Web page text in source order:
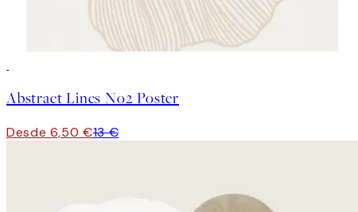
Abstract Lines No2 Poster
Desde 6,50 €13 €